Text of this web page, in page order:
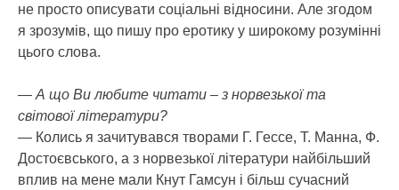
не просто описувати соціальні відносини. Але згодом
я зрозумів, що пишу про еротику у широкому розумінні
цього слова.
— А що Ви любите читати – з норвезької та
світової літератури?
— Колись я зачитувався творами Г. Гессе, Т. Манна, Ф.
Достоєвського, а з норвезької літератури найбільший
вплив на мене мали Кнут Гамсун і більш сучасний